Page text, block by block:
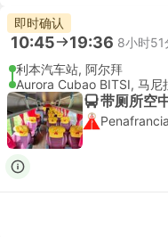
即时确认
10:45 19:36 8小时51
利本汽车站, 阿尔拜
Aurora Cubao BITSI, 马尼
带厕所空